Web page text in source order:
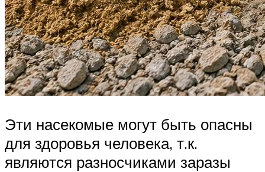
Эти насекомые могут быть опасны
для здоровья человека, т.к.
являются разносчиками заразы